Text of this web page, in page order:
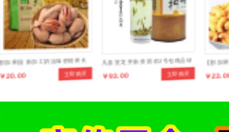
那加果园 新加工奶油味碧根果 长
寿果 美国山核桃 250克每袋立即购买
￥20.00
凡喜堂龙井新茶 雨前2号包精品绿
茶 100克罐装茶叶 立即购买
￥93.00
【那加
果炒货
￥